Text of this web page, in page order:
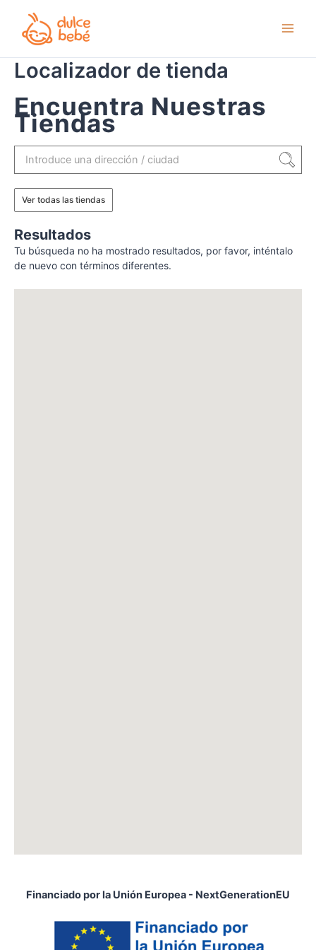
contenido
Localizador de tienda
Encuentra Nuestras
Tiendas
Ver todas las tiendas
Resultados
Tu búsqueda no ha mostrado resultados, por favor, inténtalo
de nuevo con términos diferentes.
Financiado por la Unión Europea - NextGenerationEU